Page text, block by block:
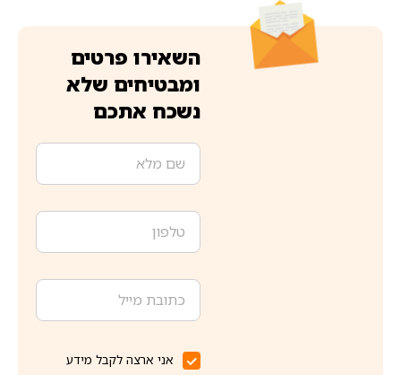
השאירו פרטים
ומבטיחים שלא
נשכח אתכם
אני ארצה לקבל מידע